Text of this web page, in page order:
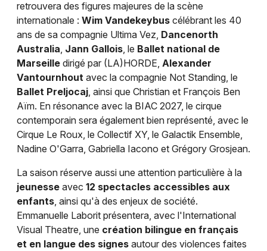
retrouvera des figures majeures de la scène
internationale : Wim Vandekeybus célébrant les 40
ans de sa compagnie Ultima Vez, Dancenorth
Australia Jann Gallois , le Ballet national de
Marseille dirigé par (LA)HORDE, Alexander
Vantournhout avec la compagnie Not Standing, le
Ballet Preljocaj , ainsi que Christian et François Ben
Aïm. En résonance avec la BIAC 2027, le cirque
contemporain sera également bien représenté, avec le
Cirque Le Roux, le Collectif XY, le Galactik Ensemble,
Nadine O'Garra, Gabriella Iacono et Grégory Grosjean.
La saison réserve aussi une attention particulière à la
jeunesse avec 12 spectacles accessibles aux
enfants , ainsi qu'à des enjeux de société.
Emmanuelle Laborit présentera, avec l'International
Visual Theatre, une création bilingue en français
et en langue des signes autour des violences faites